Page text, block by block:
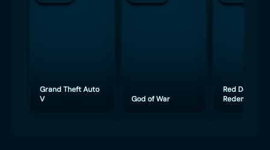
Grand Theft Auto
V
God of War
Red Dead
Redemption